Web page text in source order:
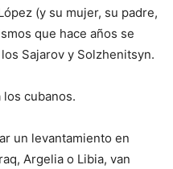
(y su mujer, su padre,
que hace años se
Sajarov y Solzhenitsyn.
cubanos.
un levantamiento en
Argelia o Libia, van